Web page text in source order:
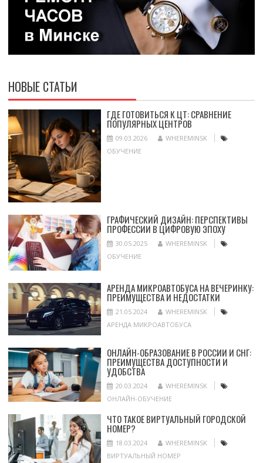
НОВЫЕ СТАТЬИ
ГДЕ ГОТОВИТЬСЯ К ЦТ: СРАВНЕНИЕ
ПОПУЛЯРНЫХ ЦЕНТРОВ
09.03.2026
WHEREMINSK
ОБУЧЕНИЕ
ГРАФИЧЕСКИЙ ДИЗАЙН: ПЕРСПЕКТИВЫ
ПРОФЕССИИ В ЦИФРОВУЮ ЭПОХУ
30.05.2025
WHEREMINSK
ОБУЧЕНИЕ
АРЕНДА МИКРОАВТОБУСА НА ВЕЧЕРИНКУ:
ПРЕИМУЩЕСТВА И НЕДОСТАТКИ
21.05.2024
WHEREMINSK
АРЕНДА МИКРОАВТОБУСА
ОНЛАЙН-ОБРАЗОВАНИЕ В РОССИИ И СНГ:
ПРЕИМУЩЕСТВА ДОСТУПНОСТИ И
УДОБСТВА
20.03.2024
WHEREMINSK
ОНЛАЙН-ОБУЧЕНИЕ
ЧТО ТАКОЕ ВИРТУАЛЬНЫЙ ГОРОДСКОЙ
НОМЕР?
18.03.2024
WHEREMINSK
ВИРТУАЛЬНЫЙ НОМЕР